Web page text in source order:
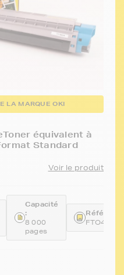
LA MARQUE OKI
équivalent à
Standard
Voir le produit
Capacité
:
8 000
pages